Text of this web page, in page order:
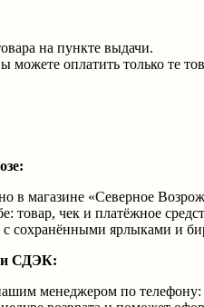
на пункте выдачи.
оплатить только те
в магазине «Северное
товар, чек и платёжное
сохранёнными ярлыками и
СДЭК:
менеджером по телефону: